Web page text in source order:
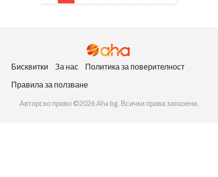
Бисквитки За нас
Политика за поверителност
Правила за ползване
Авторско право ©2026 Aha bg. Всички права запазени.